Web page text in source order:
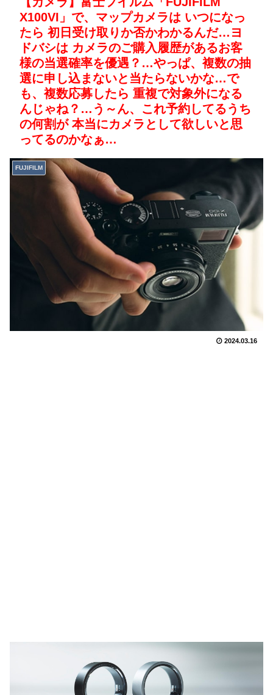
X100VI」で、マップカメラは いつになっ
たら 初日受け取りか否かわかるんだ…ヨ
ドバシは カメラのご購入履歴があるお客
様の当選確率を優遇？…やっぱ、複数の抽
選に申し込まないと当たらないかな…で
も、複数応募したら 重複で対象外になる
んじゃね？…う～ん、これ予約してるうち
の何割が 本当にカメラとして欲しいと思
ってるのかなぁ…
FUJIFILM
2024.03.16